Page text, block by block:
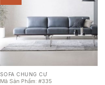
SOFA CHUNG CƯ
Mã Sản Phẩm: #335